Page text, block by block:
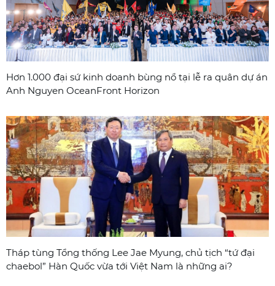
Hơn 1.000 đại sứ kinh doanh bùng nổ tại lễ ra quân dự án
Anh Nguyen OceanFront Horizon
Tháp tùng Tổng thống Lee Jae Myung, chủ tịch “tứ đại
chaebol” Hàn Quốc vừa tới Việt Nam là những ai?